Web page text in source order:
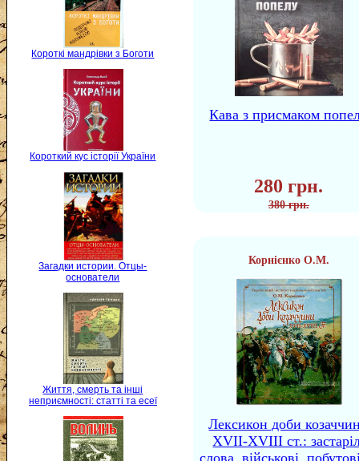
Короткі мандрівки з Боготи
Короткий кус історії України
Загадки истории. Отцы-
основатели
Життя, смерть та інші
неприємності: статті та есеї
Кава з присмаком
280 грн.
380 грн.
Корнієнко О.М.
Лексикон доби
XVII-XVIII ст.:
слова, військові,